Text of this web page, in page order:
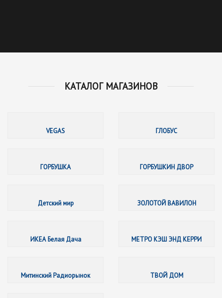
КАТАЛОГ МАГАЗИНОВ
VEGAS
ГЛОБУС
ГОРБУШКА
ГОРБУШКИН ДВОР
Детский мир
ЗОЛОТОЙ ВАВИЛОН
ИКЕА Белая Дача
МЕТРО КЭШ ЭНД КЕРРИ
Митинский Радиорынок
ТВОЙ ДОМ